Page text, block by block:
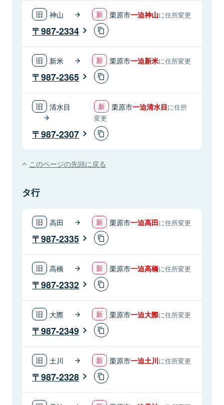
神山 栗原市一迫神山に住所変更
987-2334
新米 栗原市一迫新米に住所変更
987-2365
清水目 栗原市一迫清水目に住所
変更
987-2307
このページの先頭に戻る
タ行
高田 栗原市一迫高田に住所変更
987-2335
高橋 栗原市一迫高橋に住所変更
987-2332
大際 栗原市一迫大際に住所変更
987-2349
土川 栗原市一迫土川に住所変更
987-2328